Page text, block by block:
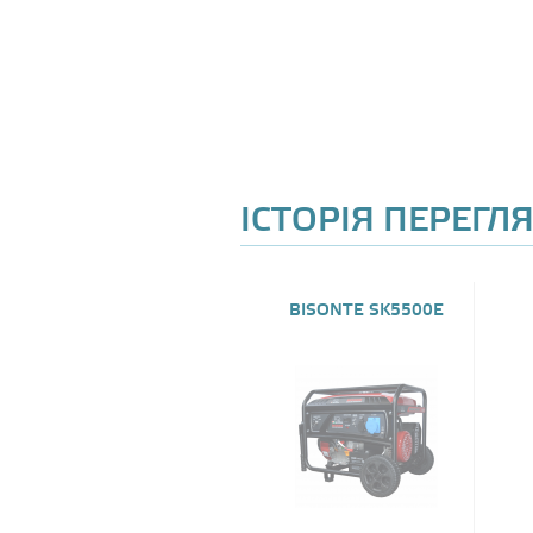
ІСТОРІЯ
BISONTE SK5500E